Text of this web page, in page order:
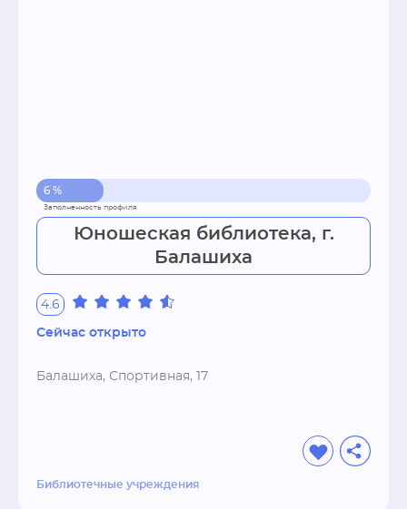
6 %
Юношеская библиотека, г.
Балашиха
4.6
Сейчас открыто
Балашиха, Спортивная, 17
Библиотечные учреждения